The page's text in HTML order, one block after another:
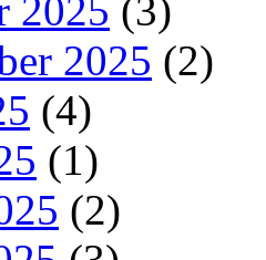
2025 (3)
2025 (2)
(4)
(1)
(2)